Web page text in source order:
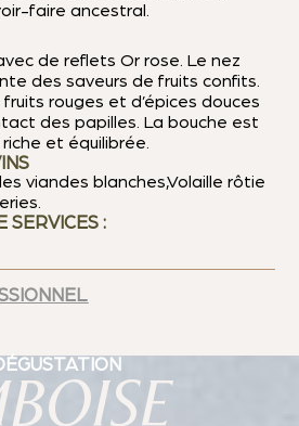
faire ancestral.
de reflets Or rose. Le nez
des saveurs de fruits confits.
rouges et d’épices douces
des papilles. La bouche est
et équilibrée.
viandes blanches,Volaille rôtie
SERVICES :